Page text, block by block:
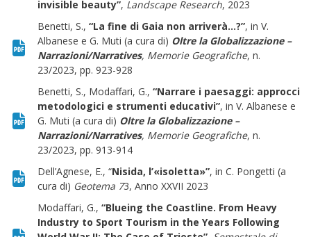
Accetto che i miei dati personali vengano registrati da questa
applicazione secondo la vostra normativa sulla privacy
invisible beauty”, Landscape Research, 2023
Benetti, S., “La fine di Gaia non arriverà…?”, in V.
Albanese e G. Muti (a cura di) Oltre la Globalizzazione –
Narrazioni/Narratives, Memorie Geografiche, n.
23/2023, pp. 923-928
Benetti, S., Modaffari, G., “Narrare i paesaggi: approcci
metodologici e strumenti educativi”, in V. Albanese e
G. Muti (a cura di) Oltre la Globalizzazione –
Narrazioni/Narratives, Memorie Geografiche, n.
23/2023, pp. 913-914
Dell’Agnese, E., “Nisida, l’«isoletta»”, in C. Pongetti (a
cura di) Geotema 73, Anno XXVII 2023
Modaffari, G., “Blueing the Coastline. From Heavy
Industry to Sport Tourism in the Years Following